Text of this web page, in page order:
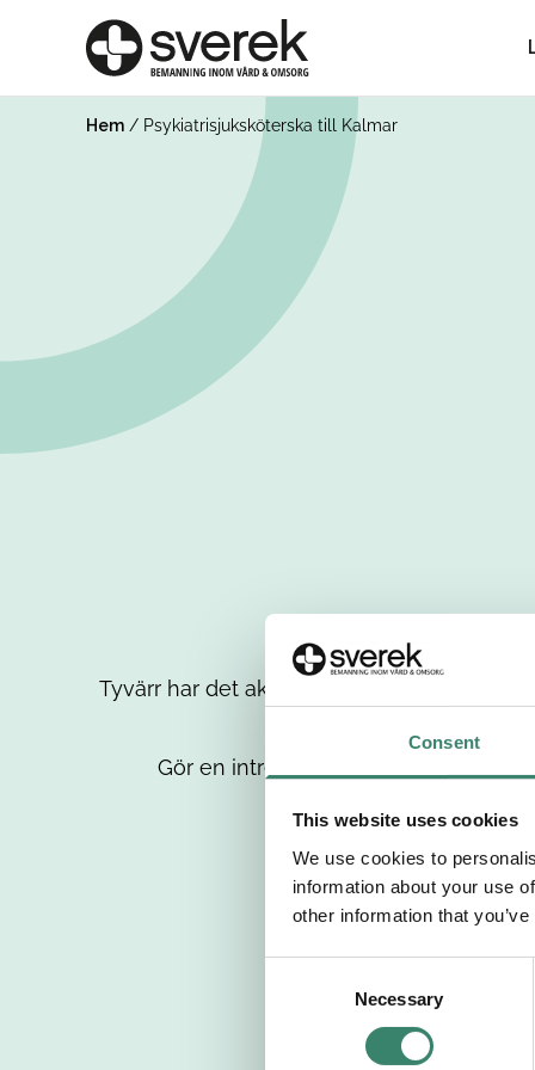
Consent
This website uses cookies
We use cookies to
information about your use
other information that
Necessary
Hem / Psykiatrisjuksköterska till Kalmar
Tyvärr har det aktuella jobbet tagits bort
Gör en intresseanmälan så